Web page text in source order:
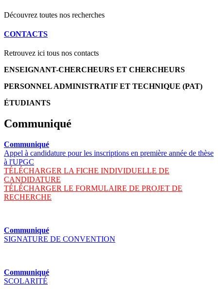
Découvrez toutes nos recherches
CONTACTS
Retrouvez ici tous nos contacts
ENSEIGNANT-CHERCHEURS ET CHERCHEURS
PERSONNEL ADMINISTRATIF ET TECHNIQUE (PAT)
ÉTUDIANTS
Communiqué
Communiqué
Appel à candidature pour les inscriptions en première année de thèse
à l'UPGC
TÉLÉCHARGER LA FICHE INDIVIDUELLE DE
CANDIDATURE
TÉLÉCHARGER LE FORMULAIRE DE PROJET DE
RECHERCHE
Communiqué
SIGNATURE DE CONVENTION
Communiqué
SCOLARITÉ